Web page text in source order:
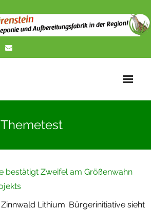
bestätigt Zweifel am Größenwahn
Lithium: Bürgerinitiative sieht